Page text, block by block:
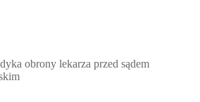
lekarza przed sądem lekarskim,
obrony lekarza przed sądem